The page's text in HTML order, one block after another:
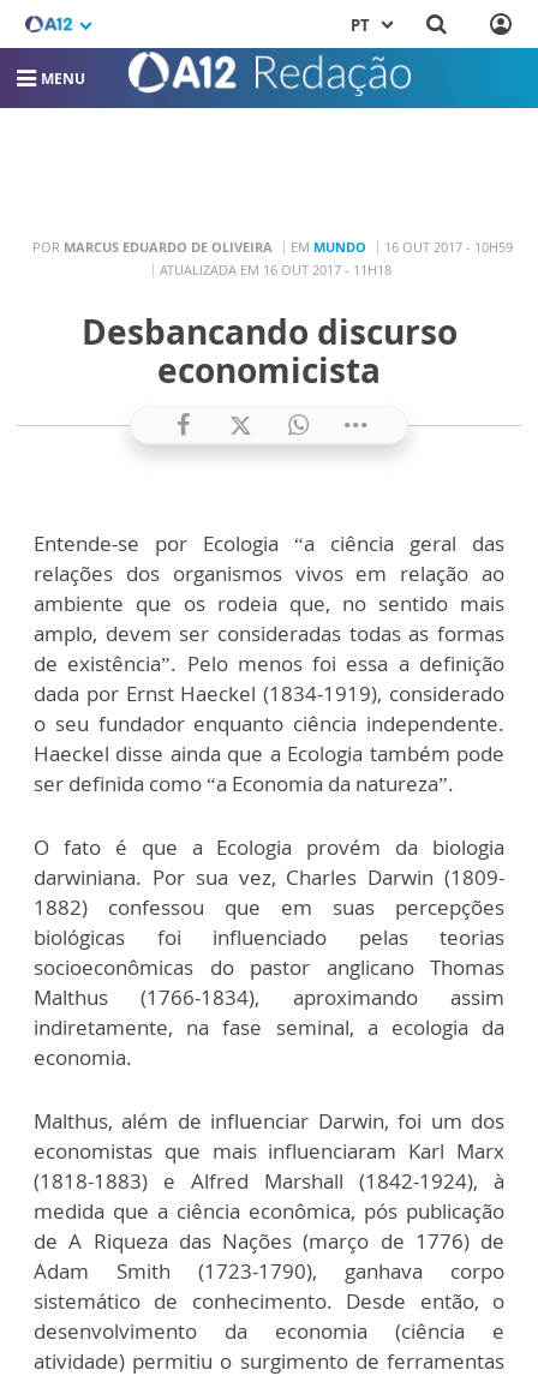
PT
MENU
POR MARCUS EDUARDO DE OLIVEIRA EM MUNDO
16 OUT 2017 - 10H59
ATUALIZADA EM 16 OUT 2017 - 11H18
Desbancando discurso
economicista
Entende-se por Ecologia “a ciência geral das
relações dos organismos vivos em relação ao
ambiente que os rodeia que, no sentido mais
amplo, devem ser consideradas todas as formas
de existência”. Pelo menos foi essa a definição
dada por Ernst Haeckel (1834-1919), considerado
o seu fundador enquanto ciência independente.
Haeckel disse ainda que a Ecologia também pode
ser definida como “a Economia da natureza”.
O fato é que a Ecologia provém da biologia
darwiniana. Por sua vez, Charles Darwin (1809-
1882) confessou que em suas percepções
biológicas foi influenciado pelas teorias
socioeconômicas do pastor anglicano Thomas
Malthus (1766-1834), aproximando assim
indiretamente, na fase seminal, a ecologia da
economia.
Malthus, além de influenciar Darwin, foi um dos
economistas que mais influenciaram Karl Marx
(1818-1883) e Alfred Marshall (1842-1924), à
medida que a ciência econômica, pós publicação
de A Riqueza das Nações (março de 1776) de
Adam Smith (1723-1790), ganhava corpo
sistemático de conhecimento. Desde então, o
desenvolvimento da economia (ciência e
atividade) permitiu o surgimento de ferramentas